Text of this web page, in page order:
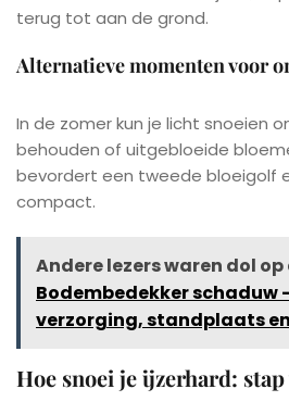
terug tot aan de grond.
Alternatieve momenten voor
In de zomer kun je licht snoeien
behouden of uitgebloeide
bevordert een tweede bloeigolf
compact.
Andere lezers waren dol
Bodembedekker schaduw
verzorging, standplaats
Hoe snoei je ijzerhard: